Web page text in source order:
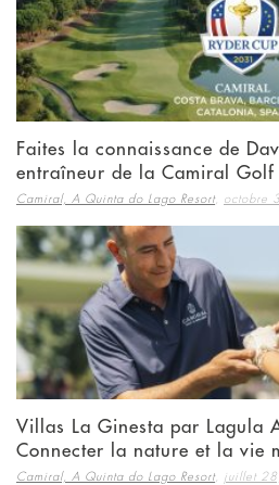
Faites la connaissance de
entraîneur de la Camiral Golf
Camiral, A Quinta do Lago Resort, octobre
Villas La Ginesta par Lagula
Connecter la nature et la vie
Camiral, A Quinta do Lago Resort, juillet